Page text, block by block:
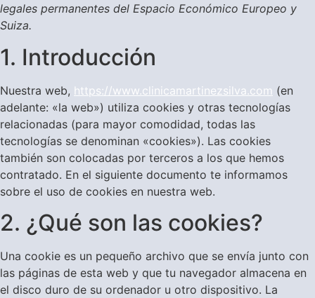
legales permanentes del Espacio Económico Europeo y
Suiza.
1. Introducción
Nuestra web, https://www.clinicamartinezsilva.com (en
adelante: «la web») utiliza cookies y otras tecnologías
relacionadas (para mayor comodidad, todas las
tecnologías se denominan «cookies»). Las cookies
también son colocadas por terceros a los que hemos
contratado. En el siguiente documento te informamos
sobre el uso de cookies en nuestra web.
2. ¿Qué son las cookies?
Una cookie es un pequeño archivo que se envía junto con
las páginas de esta web y que tu navegador almacena en
el disco duro de su ordenador u otro dispositivo. La